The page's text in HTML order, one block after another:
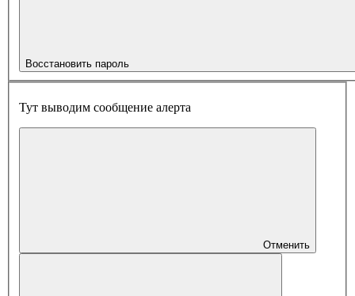
Восстановить пароль
Тут выводим сообщение алерта
Отменить